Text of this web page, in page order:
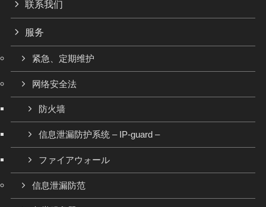
联系我们
服务
紧急、定期维护
网络安全法
防火墙
信息泄漏防护系统 – IP-guard –
ファイアウォール
信息泄漏防范